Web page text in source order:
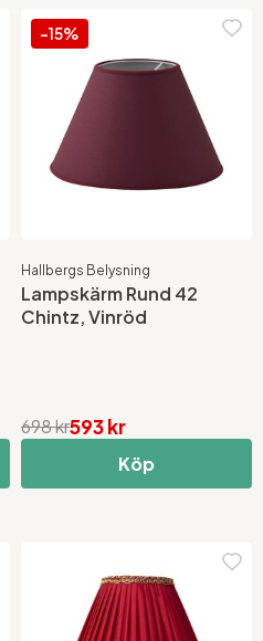
-15%
Hallbergs Belysning
Lampskärm Rund 42
Chintz, Vinröd
593 kr
698 kr
Köp